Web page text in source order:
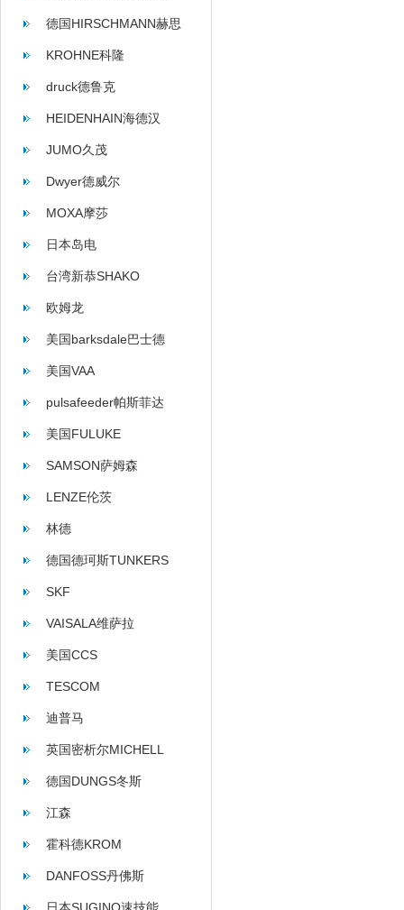
德国HIRSCHMANN赫思
曼
KROHNE科隆
druck德鲁克
HEIDENHAIN海德汉
JUMO久茂
Dwyer德威尔
MOXA摩莎
日本岛电
台湾新恭SHAKO
欧姆龙
美国barksdale巴士德
美国VAA
pulsafeeder帕斯菲达
美国FULUKE
SAMSON萨姆森
LENZE伦茨
林德
德国德珂斯TUNKERS
SKF
VAISALA维萨拉
美国CCS
TESCOM
迪普马
英国密析尔MICHELL
德国DUNGS冬斯
江森
霍科德KROM
DANFOSS丹佛斯